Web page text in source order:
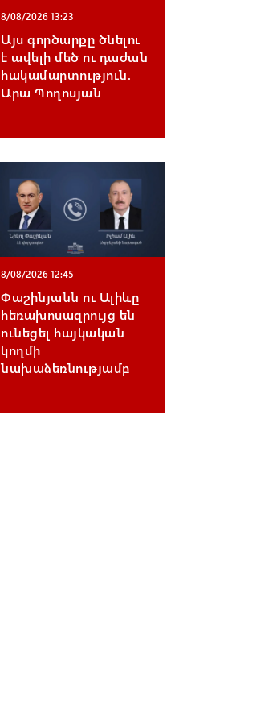
8/08/2026 13:23
Այս գործարքը ծնելու
է ավելի մեծ ու դաժան
հակամարտություն.
Արա Պողոսյան
8/08/2026 12:45
Փաշինյանն ու Ալիևը
հեռախոսազրույց են
ունեցել հայկական
կողմի
նախաձեռնությամբ